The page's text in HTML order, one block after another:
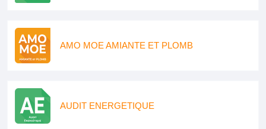
AMO MOE AMIANTE ET PLOMB
AUDIT ENERGETIQUE